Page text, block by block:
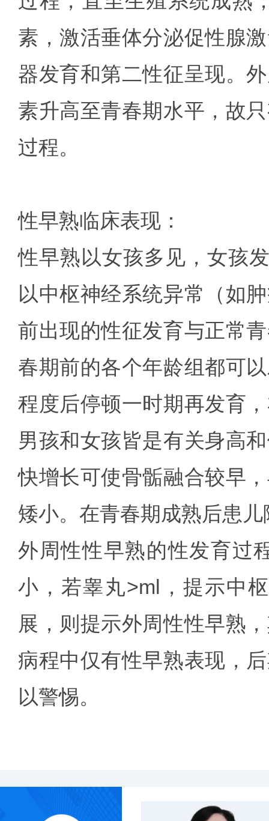
素，激活垂体分泌促性腺
器发育和第二性征呈现。
素升高至青春期水平，故
过程。
性早熟临床表现：
性早熟以女孩多见，女孩
以中枢神经系统异常（如
前出现的性征发育与正常
春期前的各个年龄组都可
程度后停顿一时期再发育
男孩和女孩皆是有关身高
快增长可使骨骺融合较早
矮小。在青春期成熟后患
外周性性早熟的性发育过
小，若睾丸>ml，提示中
展，则提示外周性性早熟
病程中仅有性早熟表现，
以警惕。